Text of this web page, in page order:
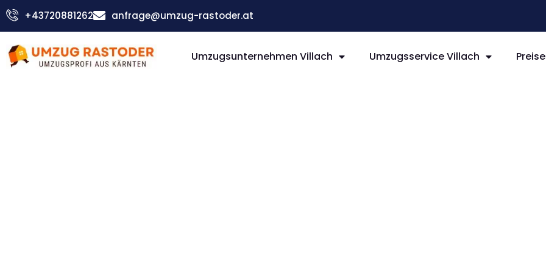
Skip
+43720881262 anfrage@umzug-rastoder.at
Umzugsunternehmen Villach Umzugsservice Villach Preise